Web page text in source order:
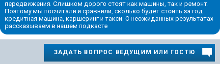
передвижения. Слишком дорого стоят как машины, так и ремонт.
Поэтому мы посчитали и сравнили, сколько будет стоить за год
кредитная машина, каршеринг и такси. О неожиданных результатах
рассказываем в нашем подкасте
ЗАДАТЬ ВОПРОС ВЕДУЩИМ ИЛИ ГОСТЮ